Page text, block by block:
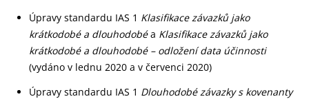
Úpravy standardu IAS 1 Klasifikace závazků jako
krátkodobé a dlouhodobéa Klasifikace závazků jako
krátkodobé a dlouhodobé – odložení data účinnosti
(vydáno v lednu 2020 a v červenci 2020)
Úpravy standardu IAS 1 Dlouhodobé závazky s kovenanty